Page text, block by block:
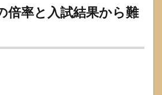
倍率と入試結果から難